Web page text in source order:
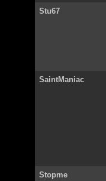
Stu67
SaintManiac
Stopme